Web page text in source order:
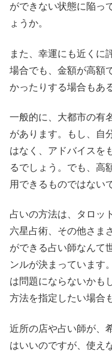
ができない状態に陥っ
ょうか。
また、幸運にも近くに
場合でも、金額が高額
かったりする場合もあ
一般的に、大都市の有
があります。もし、自
はなく、アドバイスを
るでしょう。でも、高
用できるものではない
占いの方法は、タロッ
六星占術、その他さま
ができる占い師なんて
ンルが決まっています
は問題にならないかも
方法を指定したい場合
近所の店や占い師が、
はいいのですが、使え